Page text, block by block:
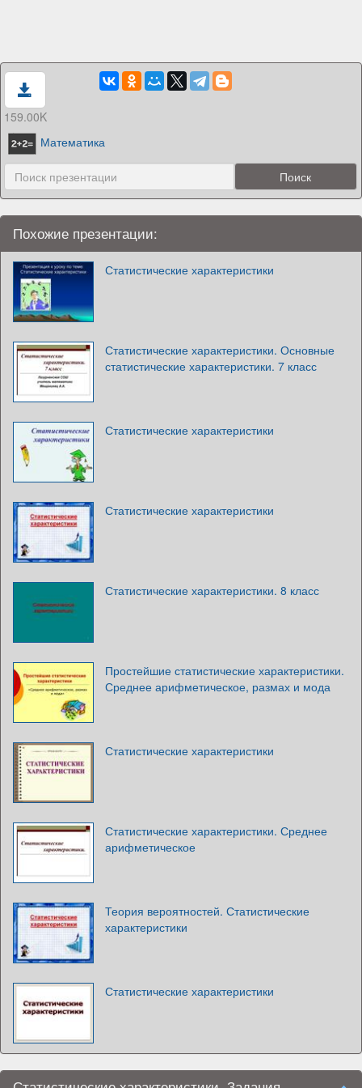
159.00K
Математика
Похожие презентации:
Статистические характеристики
Статистические характеристики. Основные
статистические характеристики. 7 класс
Статистические характеристики
Статистические характеристики
Статистические характеристики. 8 класс
Простейшие статистические характеристики.
Среднее арифметическое, размах и мода
Статистические характеристики
Статистические характеристики. Среднее
арифметическое
Теория вероятностей. Статистические
характеристики
Статистические характеристики